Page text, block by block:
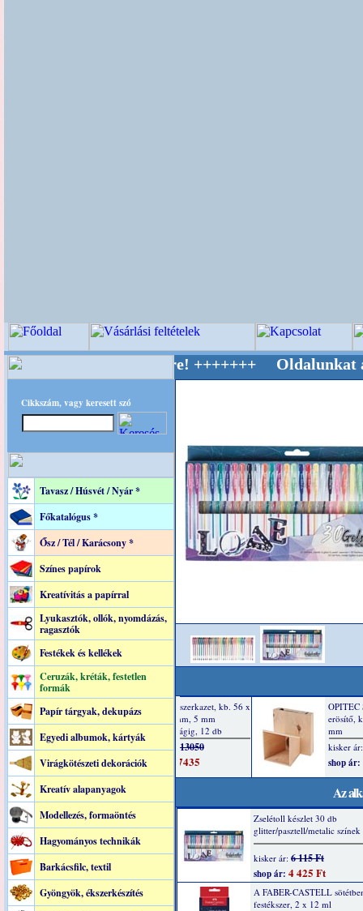
Cikkszám, vagy keresett szó
Tavasz / Húsvét / Nyár *
Főkatalógus *
Ősz / Tél / Karácsony *
Színes papírok
Kreatívitás a papírral
Lyukasztók, ollók, nyomdázás,
ragasztók
Festékek és kellékek
Ceruzák, kréták, festetlen
formák
Papír tárgyak, dekupázs
Egyedi albumok, kártyák
Virágkötészeti dekorációk
Kreatív alapanyagok
Modellezés, formaöntés
Hagyományos technikák
Barkácsfilc, textil
Gyöngyök, ékszerkészítés
Világ Mestere! +++++++ Oldalunkat
Az
Zselétoll készlet 30 db
glitter/pasztell/metalic színek
kisker ár: 6 115 Ft
shop ár: 4 425 Ft
A FABER-CASTELL
festékszer, 2 x 12 ml